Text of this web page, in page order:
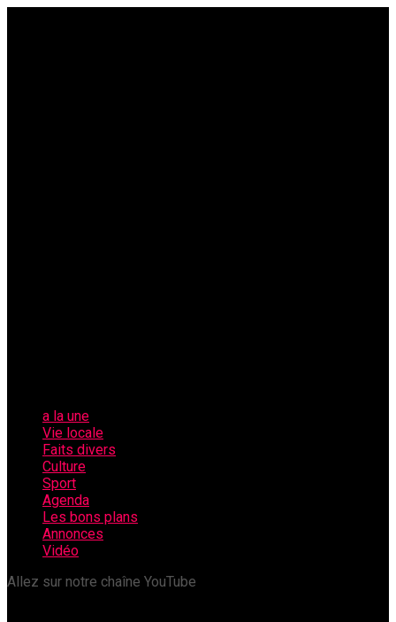
a la une
Vie locale
Faits divers
Culture
Sport
Agenda
Les bons plans
Annonces
Vidéo
Allez sur notre chaîne YouTube